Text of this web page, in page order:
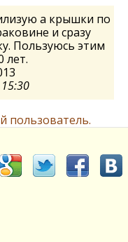
а крышки по
и сразу
Пользуюсь этим
лет.
пользователь.